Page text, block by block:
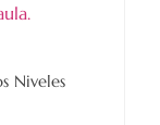
Niveles